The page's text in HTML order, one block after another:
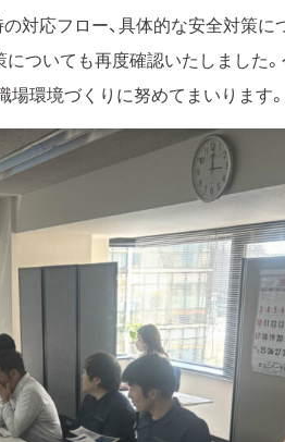
対応フロー、具体的な安全対策
ついても再度確認いたしました
環境づくりに努めてまいります。